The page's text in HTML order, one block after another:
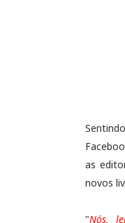
as
novos
"Nós,